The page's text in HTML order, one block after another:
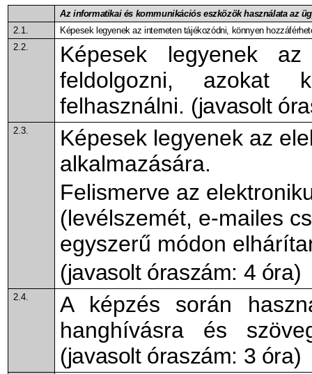
Az informatikai és kommunikációs eszközök használata az
2.1.
Képesek legyenek az interneten tájékozódni, könnyen
2.2.
Képesek legyenek
feldolgozni, azokat
felhasználni. (javasolt
2.3.
Képesek legyenek az
alkalmazására.
Felismerve az
(levélszemét, e-mailes
egyszerű módon
(javasolt óraszám: 4 óra)
2.4.
A képzés során
hanghívásra és
(javasolt óraszám: 3 óra)